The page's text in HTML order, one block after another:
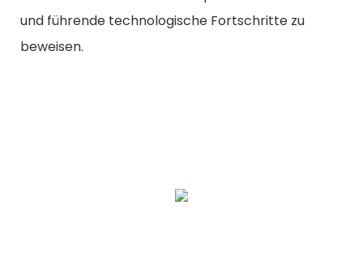
und führende technologische Fortschritte zu
beweisen.